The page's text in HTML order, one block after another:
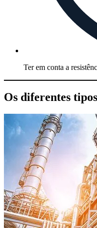
Ter em conta a
Os diferentes